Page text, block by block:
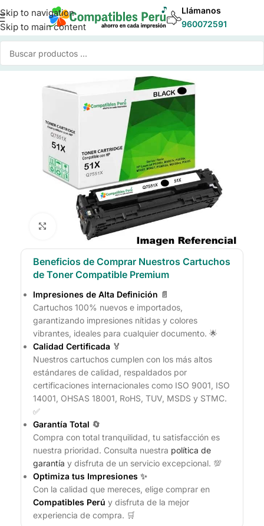
Skip to navigation
Skip to main content
Llámanos
960072591
Inicio/Toner para Impresoras/Toner Compatible HP
Click to enlarge
Beneficios de Comprar Nuestros Cartuchos
de Toner Compatible Premium
Impresiones de Alta Definición 📄
Cartuchos 100% nuevos e importados,
garantizando impresiones nítidas y colores
vibrantes, ideales para cualquier documento. 🌟
Calidad Certificada 🏅
Nuestros cartuchos cumplen con los más altos
estándares de calidad, respaldados por
certificaciones internacionales como ISO 9001, ISO
14001, OHSAS 18001, RoHS, TUV, MSDS y STMC.
✅
Garantía Total 🔄
Compra con total tranquilidad, tu satisfacción es
nuestra prioridad. Consulta nuestra política de
garantía y disfruta de un servicio excepcional. 💯
Optimiza tus Impresiones ✨
Con la calidad que mereces, elige comprar en
Compatibles Perú y disfruta de la mejor
experiencia de compra. 🛒